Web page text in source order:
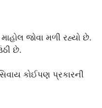
જોવા મળી રહ્યો છે.
છે.
કોઈપણ પ્રકારની